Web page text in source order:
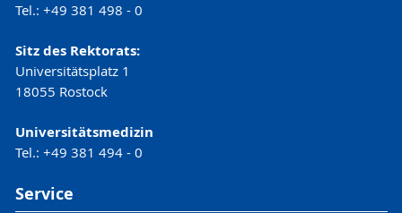
Tel.: +49 381 498 - 0
Sitz des Rektorats:
Universitätsplatz 1
18055 Rostock
Universitätsmedizin
Tel.: +49 381 494 - 0
Service